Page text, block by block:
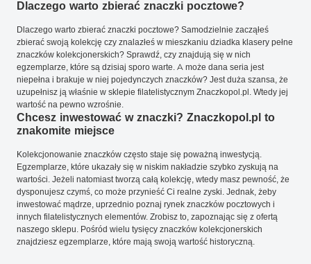
Dlaczego warto zbierać znaczki pocztowe?
Dlaczego warto zbierać znaczki pocztowe? Samodzielnie zacząłeś
zbierać swoją kolekcję czy znalazłeś w mieszkaniu dziadka klasery pełne
znaczków kolekcjonerskich? Sprawdź, czy znajdują się w nich
egzemplarze, które są dzisiaj sporo warte. A może dana seria jest
niepełna i brakuje w niej pojedynczych znaczków? Jest duża szansa, że
uzupełnisz ją właśnie w sklepie filatelistycznym Znaczkopol.pl. Wtedy jej
wartość na pewno wzrośnie.
Chcesz inwestować w znaczki? Znaczkopol.pl to
znakomite miejsce
Kolekcjonowanie znaczków często staje się poważną inwestycją.
Egzemplarze, które ukazały się w niskim nakładzie szybko zyskują na
wartości. Jeżeli natomiast tworzą całą kolekcję, wtedy masz pewność, że
dysponujesz czymś, co może przynieść Ci realne zyski. Jednak, żeby
inwestować mądrze, uprzednio poznaj rynek znaczków pocztowych i
innych filatelistycznych elementów. Zrobisz to, zapoznając się z ofertą
naszego sklepu. Pośród wielu tysięcy znaczków kolekcjonerskich
znajdziesz egzemplarze, które mają swoją wartość historyczną.